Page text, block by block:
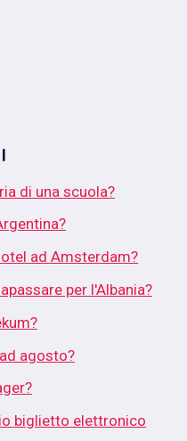
di una scuola?
ad Amsterdam?
per l'Albania?
agosto?
biglietto elettronico